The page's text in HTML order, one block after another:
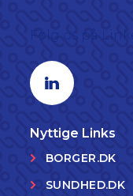
Linkedin profil
Nyttige Links
BORGER.DK
SUNDHED.DK